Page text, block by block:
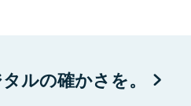
ルの確かさを。